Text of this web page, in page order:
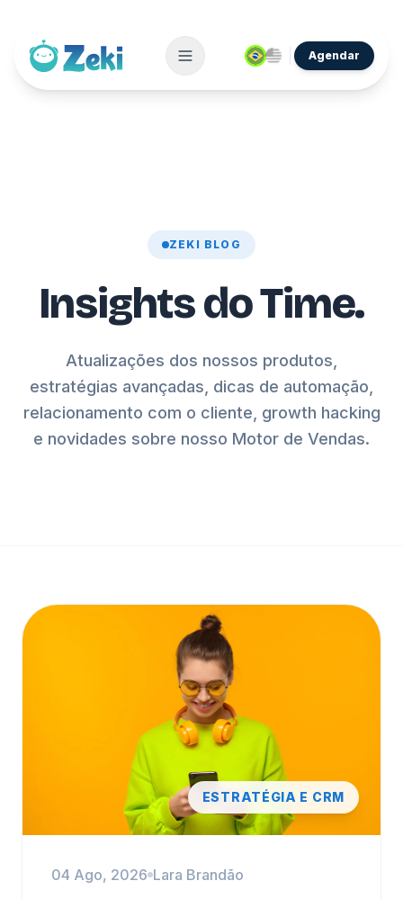
Agendar
ZEKI BLOG
Insights do Time.
Atualizações dos nossos produtos,
estratégias avançadas, dicas de automação,
relacionamento com o cliente, growth hacking
e novidades sobre nosso Motor de Vendas.
ESTRATÉGIA E CRM
04 Ago, 2026 Lara Brandão